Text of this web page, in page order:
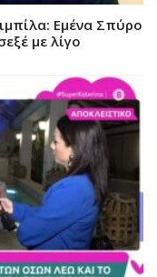
Εμένα Σπύρο
με λίγο